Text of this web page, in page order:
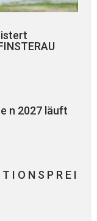
n 2027 läuft
I O N S P R E I